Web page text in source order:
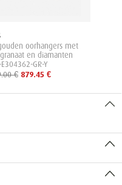
oorhangers met
en diamanten
GR-Y
€ 879.45 €